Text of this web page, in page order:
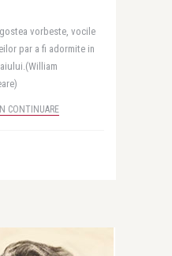
vorbeste, vocile
par a fi adormite in
CONTINUARE